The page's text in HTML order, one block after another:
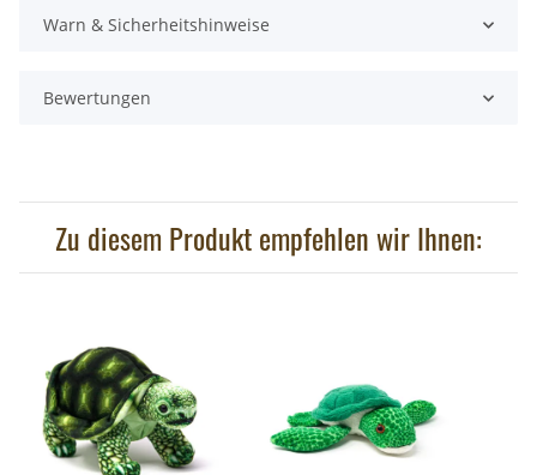
Warn & Sicherheitshinweise
Bewertungen
Zu diesem Produkt empfehlen wir Ihnen: